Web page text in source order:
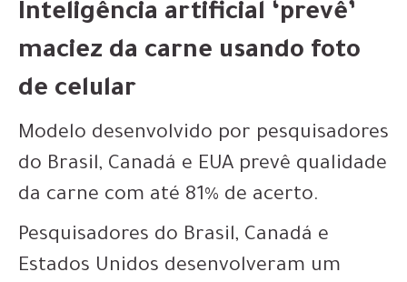
Inteligência artificial ‘prevê’
maciez da carne usando foto
de celular
Modelo desenvolvido por pesquisadores
do Brasil, Canadá e EUA prevê qualidade
da carne com até 81% de acerto.
Pesquisadores do Brasil, Canadá e
Estados Unidos desenvolveram um